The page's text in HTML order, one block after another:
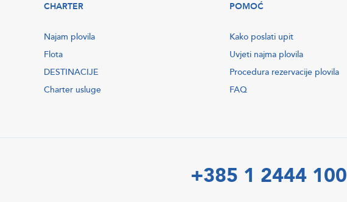
CHARTER
Najam plovila
Flota
DESTINACIJE
Charter usluge
POMOĆ
Kako poslati upit
Uvjeti najma plovila
Procedura rezervacije plovila
FAQ
+385 1 2444 100